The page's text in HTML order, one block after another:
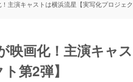
主演キャストは横浜流星【実写化プロジェク
映画化！主演キャ
第2弾】